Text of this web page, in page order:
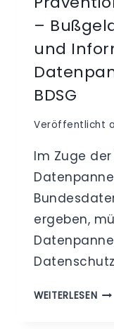
–
und
BDSG
Veröffentlicht
Im Zuge
ergeben,
WEITERLESEN